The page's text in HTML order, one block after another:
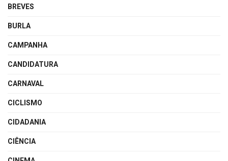
BREVES
BURLA
CAMPANHA
CANDIDATURA
CARNAVAL
CICLISMO
CIDADANIA
CIÊNCIA